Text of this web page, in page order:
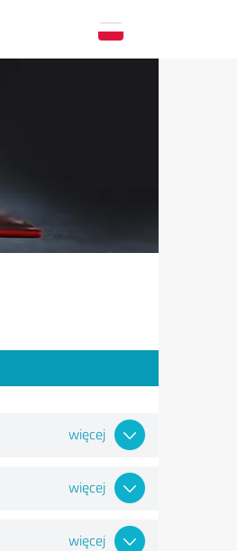
więcej
więcej
więcej